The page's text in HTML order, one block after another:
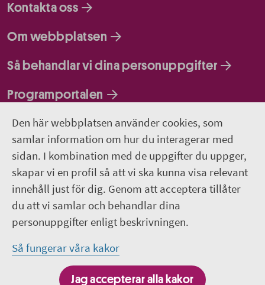
Den här webbplatsen använder cookies, som
samlar information om hur du interagerar med
sidan. I kombination med de uppgifter du uppger,
skapar vi en profil så att vi ska kunna visa relevant
innehåll just för dig. Genom att acceptera tillåter
du att vi samlar och behandlar dina
personuppgifter enligt beskrivningen.
Så fungerar våra kakor
Jag accepterar alla kakor
Kontakta oss
Om webbplatsen
Så behandlar vi dina personuppgifter
Programportalen
Följ oss
Lediga jobb
Pressrum
Facebook
Jobba hos oss - Facebook